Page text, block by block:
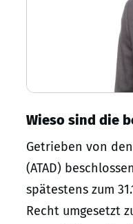
Wieso sind die
Getrieben von
(ATAD)
spätestens zum
Recht umgesetzt